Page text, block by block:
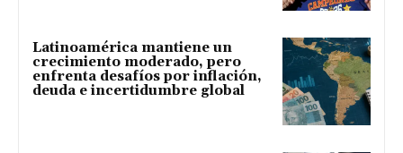
Latinoamérica mantiene un
crecimiento moderado, pero
enfrenta desafíos por inflación,
deuda e incertidumbre global